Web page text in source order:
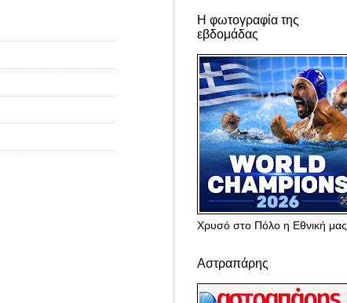
Η φωτογραφία της
εβδομάδας
Χρυσό στο Πόλο η Εθνική μας
Αστραπάρης